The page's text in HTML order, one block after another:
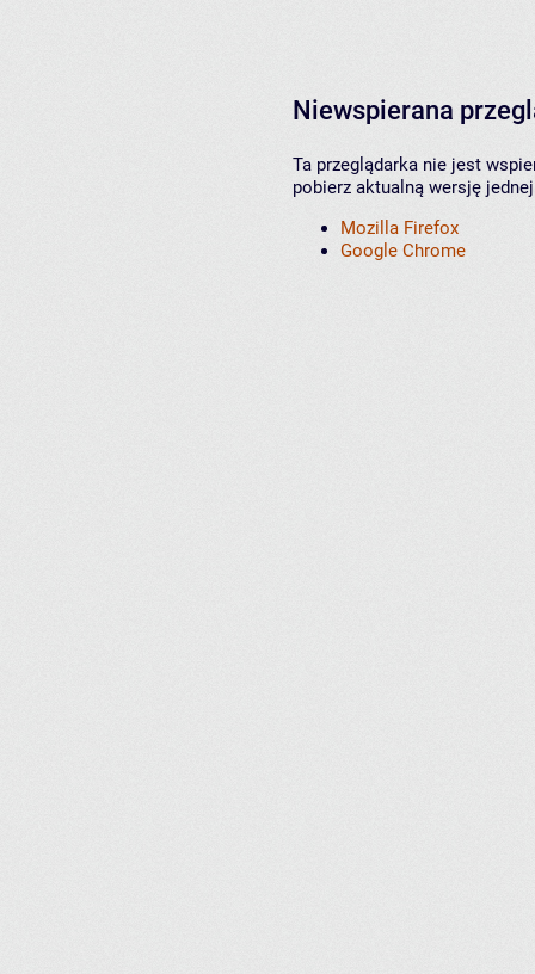
Niewspierana
Ta przeglądarka nie jest
pobierz aktualną wersję
Mozilla Firefox
Google Chrome